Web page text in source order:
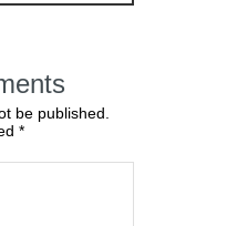
be published.
*